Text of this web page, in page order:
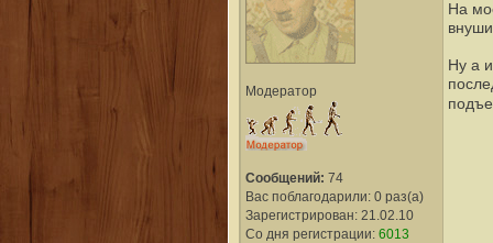
Модератор
Сообщений: 74
Вас поблагодарили: 0 раз(а)
Зарегистрирован: 21.02.10
Со дня регистрации: 6013
На
Ну а